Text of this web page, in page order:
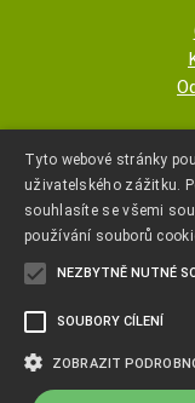
Tyto webové stránky
uživatelského zážitku.
souhlasíte se všemi
používání souborů
NEZBYTNĚ NUTNÉ
SOUBORY CÍLENÍ
ZOBRAZIT